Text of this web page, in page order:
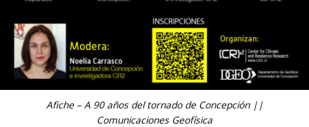
Afiche – A 90 años del tornado de Concepción ||
Comunicaciones Geofísica